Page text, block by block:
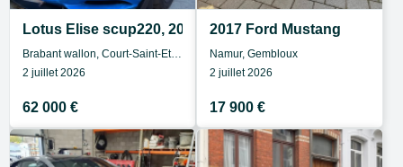
Lotus Elise scup220, 2015, 66000km
Brabant wallon, Court-Saint-Etienne
2 juillet 2026
62 000 €
2017 Ford Mustang
Namur, Gembloux
2 juillet 2026
17 900 €